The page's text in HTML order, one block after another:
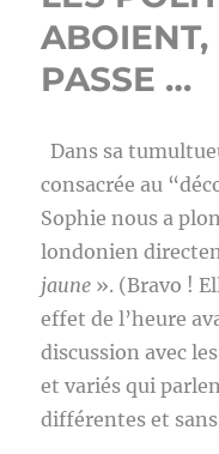
PASSE …
Dans sa
consacrée au
Sophie nous a
londonien
jaune ». (Bravo !
effet de l’heure
discussion avec
et variés qui
différentes et